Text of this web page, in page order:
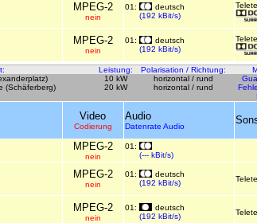
MPEG-2
nein
01:
deutsch
(192 kBit/s)
MPEG-2
nein
01:
deutsch
(192 kBit/s)
Leistung: Polarisation / Richtung:
10 kW horizontal / rund
(Schäferberg)
20 kW horizontal / rund
Video
Codierung
Audio
Datenrate Audio
MPEG-2
nein
01:
(--- kBit/s)
MPEG-2
nein
01:
deutsch
(192 kBit/s)
MPEG-2
nein
01:
deutsch
(192 kBit/s)